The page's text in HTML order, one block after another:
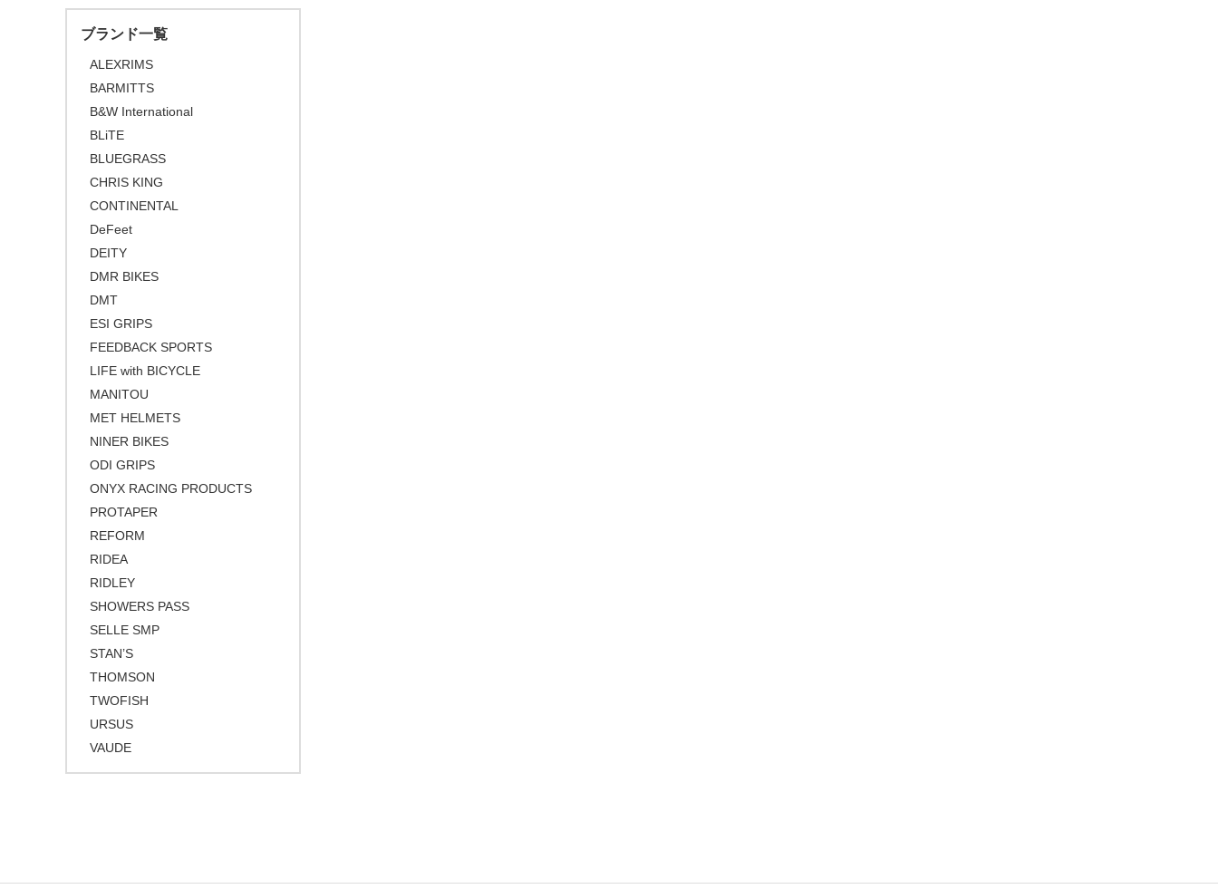
グリース/ルブ
工具
プロテクター
ター
ライト
キッズヘルメット
ハンドルカバー
\30,001 ～ 50,000
\50,001 ～
オレンジ
ピンク
レッド
パープル
グリーン
イエロー
ゴールド
シルバー
その他
ブロンズ
グラベルバイク
小径/折りたたみ自転車
タイムトライアル / トライアスロ
ン
トラベル/ツーリング
シクロクロスバイク
クロスバイク / アーバンバイク
ブランド一覧
ALEXRIMS
BARMITTS
B&W International
BLiTE
BLUEGRASS
CHRIS KING
CONTINENTAL
DeFeet
DEITY
DMR BIKES
DMT
ESI GRIPS
FEEDBACK SPORTS
LIFE with BICYCLE
MANITOU
MET HELMETS
NINER BIKES
ODI GRIPS
ONYX RACING PRODUCTS
PROTAPER
REFORM
RIDEA
RIDLEY
SHOWERS PASS
SELLE SMP
STAN’S
THOMSON
TWOFISH
URSUS
VAUDE